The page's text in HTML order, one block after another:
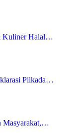
Kuliner Halal…
Pilkada…
Masyarakat,…